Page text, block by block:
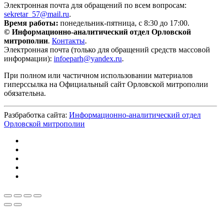
Электронная почта для обращений по всем вопросам:
sekretar_57@mail.ru.
Время работы: понедельник-пятница, с 8:30 до 17:00.
© Информационно-аналитический отдел Орловской
митрополии. Контакты.
Электронная почта (только для обращений средств массовой
информации): infoeparh@yandex.ru.
При полном или частичном использовании материалов
гиперссылка на Официальный сайт Орловской митрополии
обязательна.
Разбработка сайта: Информационно-аналитический отдел
Орловской митрополии